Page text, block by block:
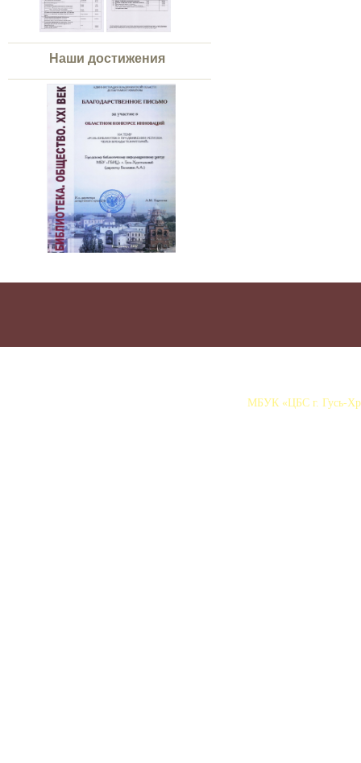
Наши достижения
МБУК «ЦБС г. Гусь-